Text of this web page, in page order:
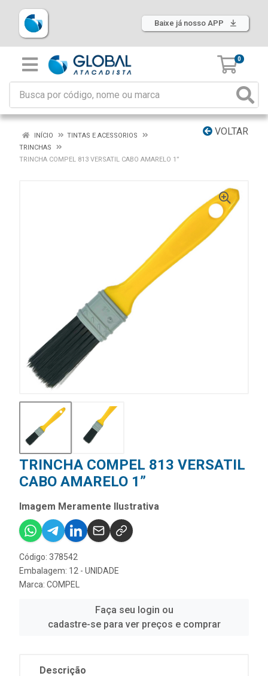
Baixe já nosso APP
0
VOLTAR
INÍCIO
TINTAS E ACESSORIOS
TRINCHAS
TRINCHA COMPEL 813 VERSATIL CABO AMARELO 1”
TRINCHA COMPEL 813 VERSATIL
CABO AMARELO 1”
Imagem Meramente Ilustrativa
Código: 378542
Embalagem: 12 - UNIDADE
Marca: COMPEL
Faça seu login ou
cadastre-se para ver preços e comprar
Descrição